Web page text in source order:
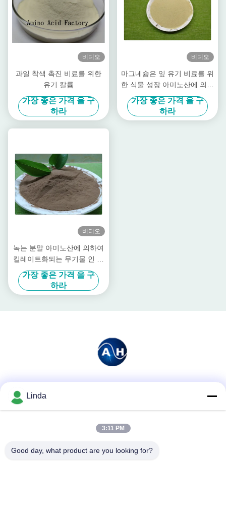
비디오
과일 착색 촉진 비료를 위한
유기 칼륨
가장 좋은 가격 을 구
하라
비디오
마그네슘은 잎 유기 비료를 위
한 식물 성장 아미노산에 의하
여 킬레이트화된 무기물을 자
극합니다
가장 좋은 가격 을 구
하라
비디오
녹는 분말 아미노산에 의하여
킬레이트화되는 무기물 인 성
분 기본적인 비료
가장 좋은 가격 을 구
하라
전화
Linda
3:11 PM
Good day, what product are you looking for?